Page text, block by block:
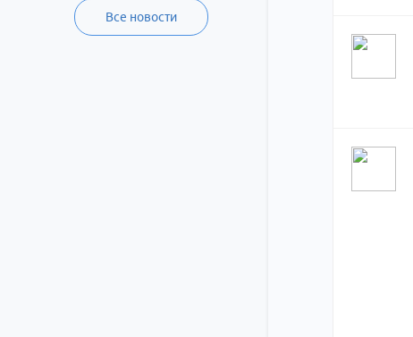
Все новости